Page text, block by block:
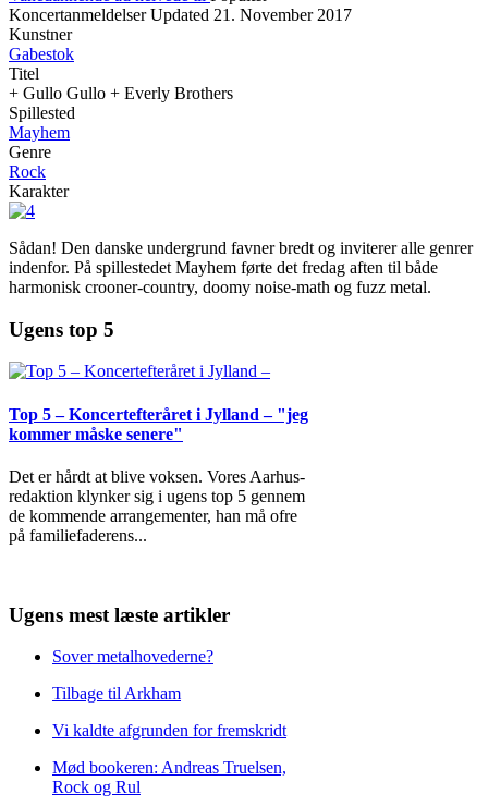
Koncertanmeldelser Updated 21. November 2017
Kunstner
Gabestok
Titel
+ Gullo Gullo + Everly Brothers
Spillested
Mayhem
Genre
Rock
Karakter
Sådan! Den danske undergrund favner bredt og inviterer alle genrer
indenfor. På spillestedet Mayhem førte det fredag aften til både
harmonisk crooner-country, doomy noise-math og fuzz metal.
Ugens top 5
Top 5 – Koncertefteråret i Jylland – "jeg
kommer måske senere"
Det er hårdt at blive voksen. Vores Aarhus-
redaktion klynker sig i ugens top 5 gennem
de kommende arrangementer, han må ofre
på familiefaderens...
Ugens mest læste artikler
Sover metalhovederne?
Tilbage til Arkham
Vi kaldte afgrunden for fremskridt
Mød bookeren: Andreas Truelsen,
Rock og Rul